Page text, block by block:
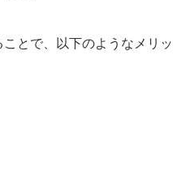
とで、以下のようなメリッ